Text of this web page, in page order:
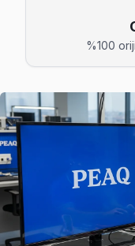
Büyükdere
Çamlıtepe
Sarıyer'da
Peaq Servis
Çayırbaşı
Çayırbaşı
Sarıyer Peaq
Cumhuriyet
Cumhuriyet
%100